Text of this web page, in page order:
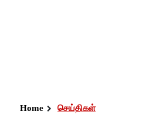
Home செய்திகள்